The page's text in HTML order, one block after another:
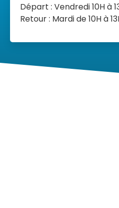
Départ : Vendredi 10H à
Retour : Mardi de 10H à